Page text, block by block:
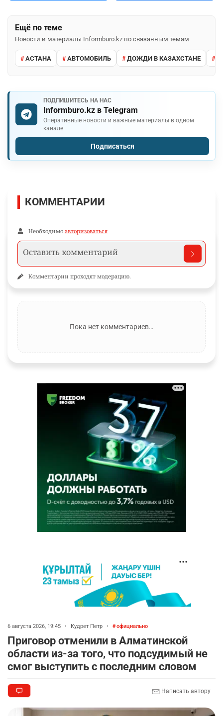
Ещё по теме
Новости и материалы Informburo.kz по связанным темам
АСТАНА АВТОМОБИЛЬ ДОЖДИ В КАЗАХСТАНЕ
ПОДПИШИТЕСЬ НА НАС
Informburo.kz в Telegram
Оперативные новости и важные материалы в одном
канале.
Подписаться
КОММЕНТАРИИ
Необходимо авторизоваться
Комментарии проходят модерацию.
Пока нет комментариев…
6 августа 2026, 19:45 • Кудрет Петр • официально
Приговор отменили в Алматинской
области из-за того, что подсудимый не
смог выступить с последним словом
Написать автору